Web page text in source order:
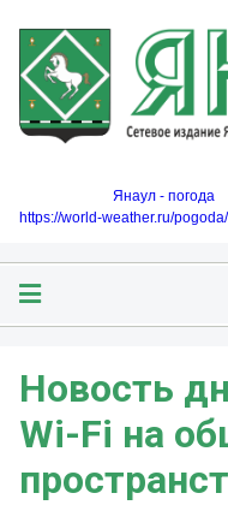
Янаул - погода
https://world-weather.ru/
Новость
Wi-Fi на